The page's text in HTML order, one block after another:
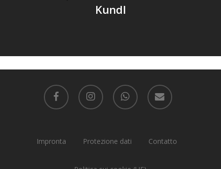
Kundl
facebook instagram whatsapp email
Impronta Protezione dati Contatto